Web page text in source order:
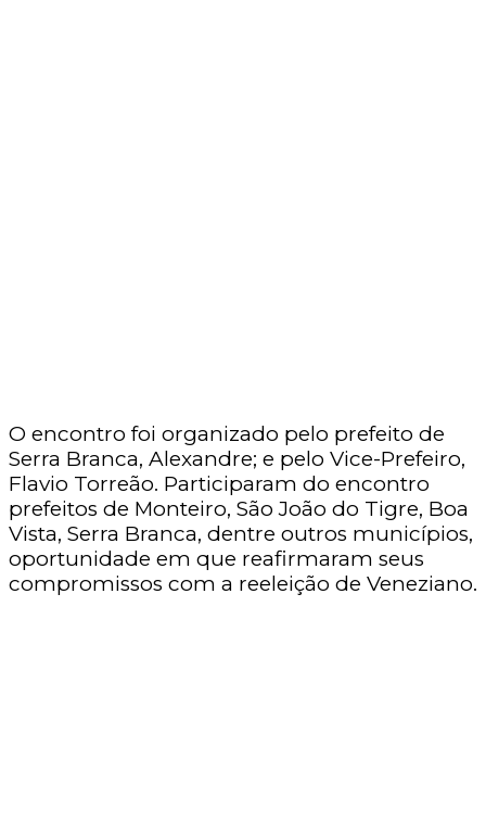
O encontro foi organizado pelo prefeito de
Serra Branca, Alexandre; e pelo Vice-Prefeiro,
Flavio Torreão. Participaram do encontro
prefeitos de Monteiro, São João do Tigre, Boa
Vista, Serra Branca, dentre outros municípios,
oportunidade em que reafirmaram seus
compromissos com a reeleição de Veneziano.